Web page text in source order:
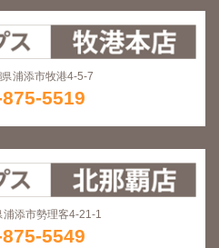
県 浦添市牧港4-5-7
5519
浦添市勢理客4-21-1
5549